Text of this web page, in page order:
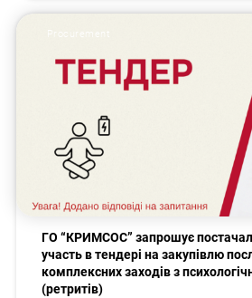
Procurement
ГО “КРИМСОС” запрошує
участь в тендері на закупівлю
комплексних заходів з
(ретритів)